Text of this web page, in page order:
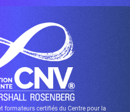
formateurs certifiés du Centre pour la